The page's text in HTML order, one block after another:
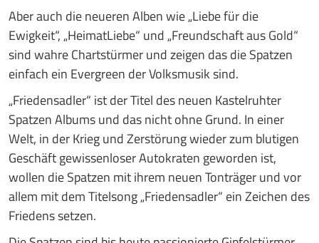
Aber auch die neueren Alben wie „Liebe für die
Ewigkeit“, „HeimatLiebe“ und „Freundschaft aus Gold“
sind wahre Chartstürmer und zeigen das die Spatzen
einfach ein Evergreen der Volksmusik sind.
„Friedensadler“ ist der Titel des neuen Kastelruhter
Spatzen Albums und das nicht ohne Grund. In einer
Welt, in der Krieg und Zerstörung wieder zum blutigen
Geschäft gewissenloser Autokraten geworden ist,
wollen die Spatzen mit ihrem neuen Tonträger und vor
allem mit dem Titelsong „Friedensadler“ ein Zeichen des
Friedens setzen.